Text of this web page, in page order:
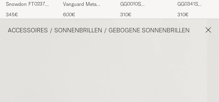
Snowdon FT0237
345€
Vanguard Meta
Black
600€
GG0010S
310€
GG0341S
310€
ACCESSOIRES / SONNENBRILLEN / GEBOGENE SONNENBRILLEN